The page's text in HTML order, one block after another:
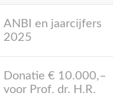
ANBI en jaarcijfers
2025
Donatie € 10.000,–
voor Prof. dr. H.R.